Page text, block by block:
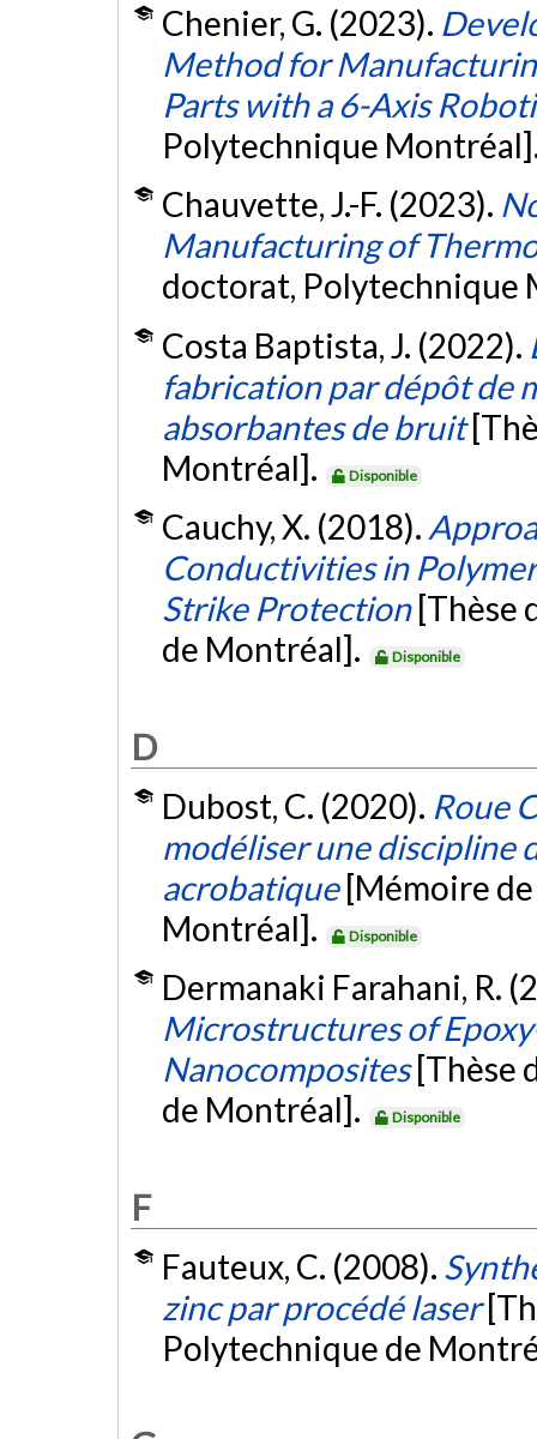
Chenier, G. (2023).
Method for
Parts with a 6-Axis
Polytechnique
Chauvette, J.-F. (2023).
Manufacturing of
doctorat, Polytechnique
Costa Baptista, J. (2022).
fabrication par dépôt de
absorbantes de bruit
Montréal].
Disponible
Cauchy, X. (2018).
Conductivities in
Strike Protection [Thèse
de Montréal].
Disponible
D
Dubost, C. (2020). Roue
modéliser une discipline
acrobatique [Mémoire
Montréal].
Disponible
Dermanaki Farahani, R.
Microstructures of
Nanocomposites [Thèse
de Montréal].
Disponible
F
Fauteux, C. (2008).
zinc par procédé laser
Polytechnique de